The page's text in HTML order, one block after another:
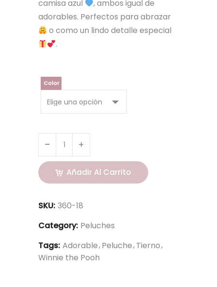
camisa azul
, ambos igual de
adorables. Perfectos para abrazar
o como un lindo detalle especial
.
Color
Añadir Al Carrito
SKU: 360-18
Category: Peluches
Tags: Adorable Peluche Tierno
Winnie the Pooh